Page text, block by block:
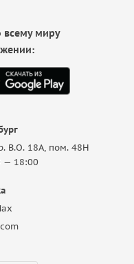
В.О. 18A, пом. 48Н
— 18:00
всему миру